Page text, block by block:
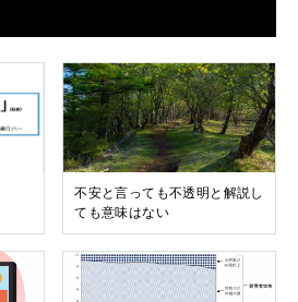
不安と言っても不透明と解説し
ても意味はない